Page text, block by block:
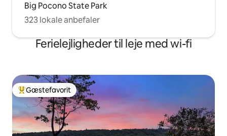
Big Pocono State Park
323 lokale anbefaler
Ferielejligheder til leje med wi-fi
Bedste gæstefavorit
Gæstefavorit